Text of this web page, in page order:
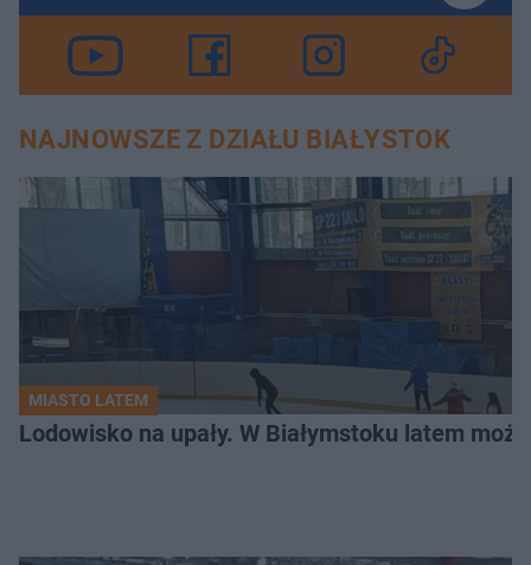
NAJNOWSZE Z DZIAŁU BIAŁYSTOK
MIASTO LATEM
Lodowisko na upały. W Białymstoku latem